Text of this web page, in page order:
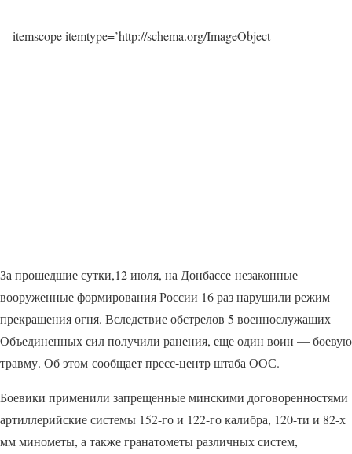
itemscope itemtype=’http://schema.org/ImageObject
За прошедшие сутки,12 июля, на Донбассе незаконные
вооруженные формирования России 16 раз нарушили режим
прекращения огня. Вследствие обстрелов 5 военнослужащих
Объединенных сил получили ранения, еще один воин — боевую
травму. Об этом сообщает пресс-центр штаба ООС.
Боевики применили запрещенные минскими договоренностями
артиллерийские системы 152-го и 122-го калибра, 120-ти и 82-х
мм минометы, а также гранатометы различных систем,